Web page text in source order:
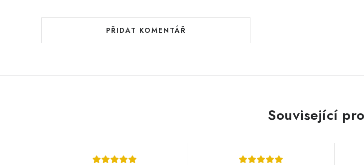
PŘIDAT KOMENTÁŘ
Související